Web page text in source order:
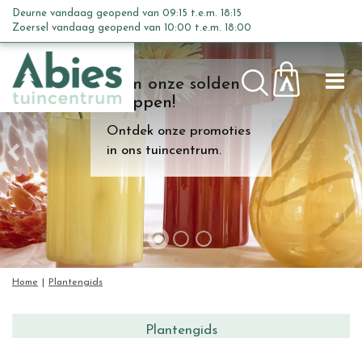
n
c
o
n
t
e
n
t
Kom onze solden
shoppen!
Ontdek onze promoties
in ons tuincentrum.
Home Plantengids
Deurne vandaag geopend van 09:15 t.e.m. 18:15
Zoersel vandaag geopend van 10:00 t.e.m. 18:00
Plantengids